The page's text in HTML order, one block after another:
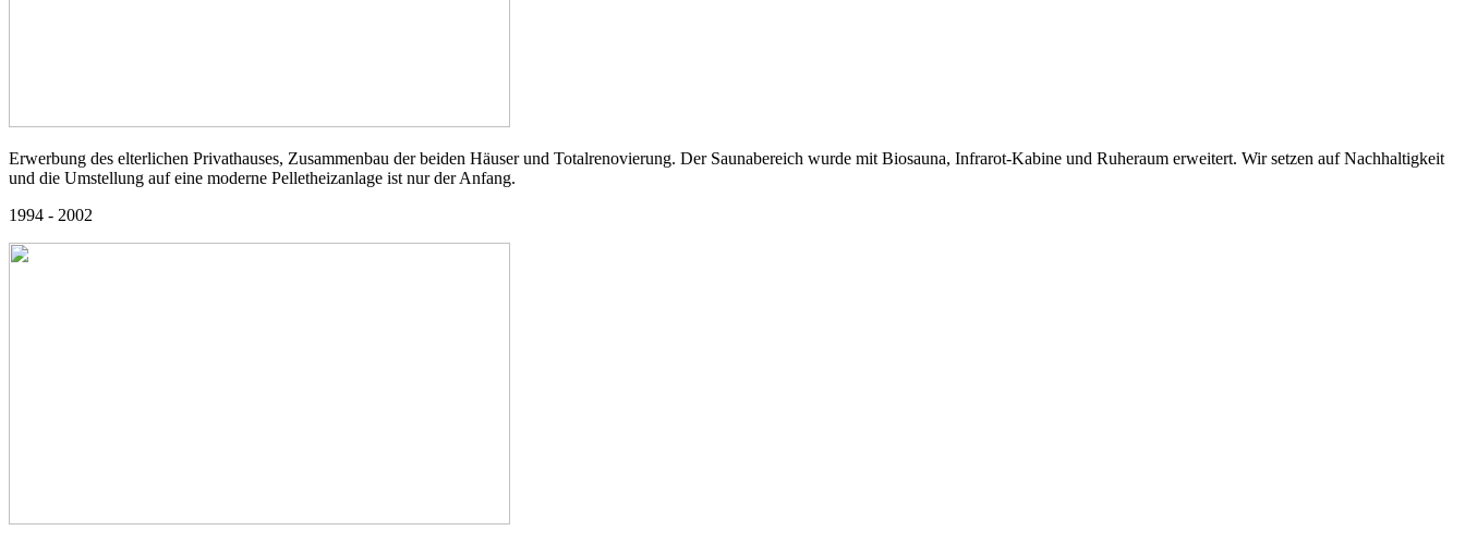
Erwerbung des elterlichen Privathauses, Zusammenbau der beiden Häuser und Totalrenovierung. Der Saunabereich wurde mit Biosauna, Infrarot-Kabine und Ruheraum erweitert. Wir setzen auf Nachhaltigkeit
und die Umstellung auf eine moderne Pelletheizanlage ist nur der Anfang.
1994 - 2002